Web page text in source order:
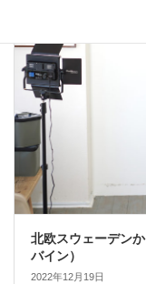
北欧スウェーデン
バイン）
2022年12月19日